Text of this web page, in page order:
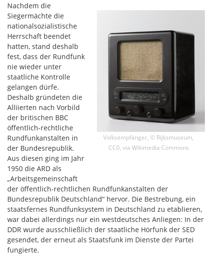
Volksempfänger, © Rijksmuseum,
CC0, via Wikimedia Commons
Nachdem die
Siegermächte die
nationalsozialistische
Herrschaft beendet
hatten, stand deshalb
fest, dass der Rundfunk
nie wieder unter
staatliche Kontrolle
gelangen dürfe.
Deshalb gründeten die
Alliierten nach Vorbild
der britischen BBC
öffentlich-rechtliche
Rundfunkanstalten in
der Bundesrepublik.
Aus diesen ging im Jahr
1950 die ARD als
„Arbeitsgemeinschaft
der öffentlich-rechtlichen Rundfunkanstalten der
Bundesrepublik Deutschland“ hervor. Die Bestrebung, ein
staatsfernes Rundfunksystem in Deutschland zu etablieren,
war dabei allerdings nur ein westdeutsches Anliegen: In der
DDR wurde ausschließlich der staatliche Hörfunk der SED
gesendet, der erneut als Staatsfunk im Dienste der Partei
fungierte.